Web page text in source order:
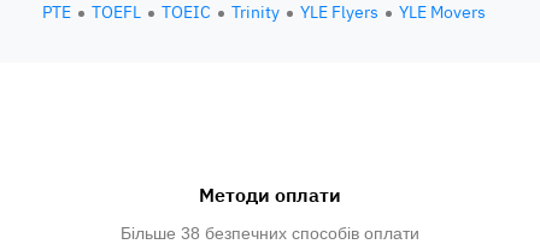
PTE
TOEFL TOEIC Trinity YLE Flyers YLE Movers
Методи оплати
Більше 38 безпечних способів оплати